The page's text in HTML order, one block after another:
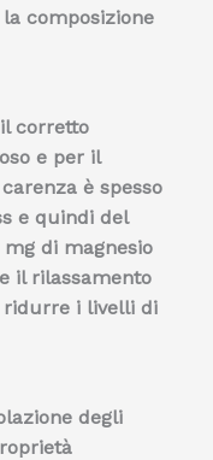
composizione
corretto
e per il
è spesso
e quindi del
di magnesio
il rilassamento
ridurre i livelli di
degli